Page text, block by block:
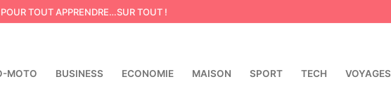
TOUT APPRENDRE…SUR TOUT !
MOTO BUSINESS ECONOMIE MAISON SPORT TECH VOYAGES